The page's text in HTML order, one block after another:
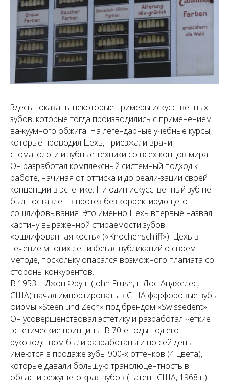
Здесь показаны некоторые примеры искусственных
зубов, которые тогда производились с применением
ва-куумного обжига. На легендарные учебные курсы,
которые проводил Цехь, приезжали врачи-
стоматологи и зубные техники со всех концов мира.
Он разработал комплексный системный подход к
работе, начиная от оттиска и до реали-зации своей
концепции в эстетике. Ни один искусственный зуб не
был поставлен в протез без корректирующего
сошлифовывания. Это именно Цехь впервые назвал
картину выраженной стираемости зубов
«ошлифованная кость» («Knochenschliff»). Цехь в
течение многих лет избегал публикаций о своем
методе, поскольку опасался возможного плагиата со
стороны конкурентов.
В 1953 г. Джон Фруш (John Frush, г. Лос-Анджелес,
США) начал импортировать в США фарфоровые зубы
фирмы «Steen und Zech» под брендом «Swissedent».
Он усовершенствовал эстетику и разработал четкие
эстетические принципы. В 70-е годы под его
руководством были разработаны и по сей день
имеются в продаже зубы 900-х оттенков (4 цвета),
которые давали большую транслюцентность в
области режущего края зубов (патент США, 1968 г.).